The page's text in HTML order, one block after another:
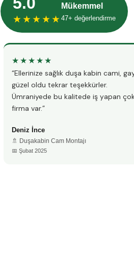
★★★★★
Mükemmel
47+ değerlendirme
★★★★★
“Ellerinize sağlık duşa kabin cami,
güzel oldu tekrar teşekkürler.
Ümraniyede bu kalitede iş yapan
firma var.”
Deniz İnce
🚿 Duşakabin Cam Montajı
📅 Şubat 2025